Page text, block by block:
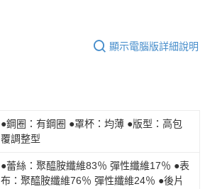
顯示電腦版詳細說明
●鋼圈：有鋼圈 ●罩杯：均薄 ●版型：高包
覆調整型
●蕾絲：聚醯胺纖維83％ 彈性纖維17％ ●表
布：聚醯胺纖維76％ 彈性纖維24％ ●後片